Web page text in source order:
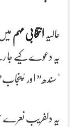
حالیہ انتخابی مہم
یہ دعوے کیے جا
"سندھ” اور "پنجاب”
یہ دلفریب نعرے